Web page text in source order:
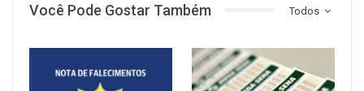
Todos
Você Pode Gostar Também
NOTÍCIAS